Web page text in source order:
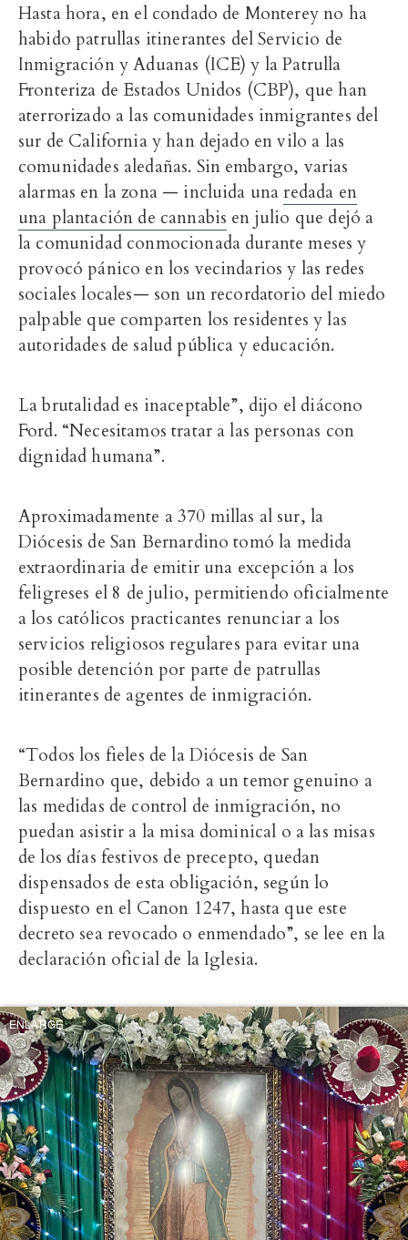
Hasta hora, en el condado de Monterey no ha
habido patrullas itinerantes del Servicio de
Inmigración y Aduanas (ICE) y la Patrulla
Fronteriza de Estados Unidos (CBP), que han
aterrorizado a las comunidades inmigrantes del
sur de California y han dejado en vilo a las
comunidades aledañas. Sin embargo, varias
alarmas en la zona — incluida unaredada en
una plantación de cannabis en julio que dejó a
la comunidad conmocionada durante meses y
provocó pánico en los vecindarios y las redes
sociales locales— son un recordatorio del miedo
palpable que comparten los residentes y las
autoridades de salud pública y educación.
La brutalidad es inaceptable”, dijo el diácono
Ford. “Necesitamos tratar a las personas con
dignidad humana”.
Aproximadamente a 370 millas al sur, la
Diócesis de San Bernardino tomó la medida
extraordinaria de emitir una excepción a los
feligreses el 8 de julio, permitiendo oficialmente
a los católicos practicantes renunciar a los
servicios religiosos regulares para evitar una
posible detención por parte de patrullas
itinerantes de agentes de inmigración.
“Todos los fieles de la Diócesis de San
Bernardino que, debido a un temor genuino a
las medidas de control de inmigración, no
puedan asistir a la misa dominical o a las misas
de los días festivos de precepto, quedan
dispensados ​​de esta obligación, según lo
dispuesto en el Canon 1247, hasta que este
decreto sea revocado o enmendado”, se lee en la
declaración oficial de la Iglesia.
ENLARGE